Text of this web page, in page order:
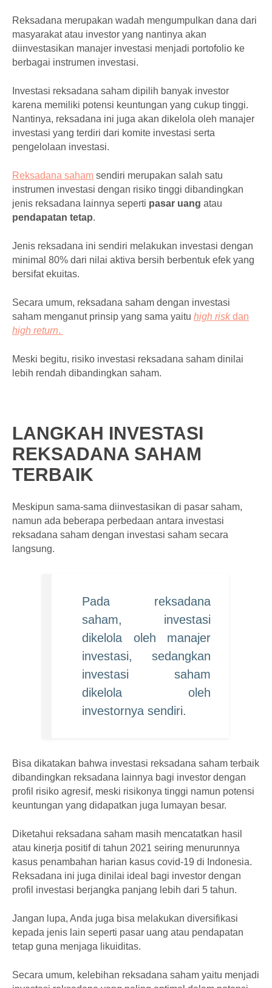
Reksadana merupakan wadah mengumpulkan dana dari
masyarakat atau investor yang nantinya akan
diinvestasikan manajer investasi menjadi portofolio ke
berbagai instrumen investasi.
Investasi reksadana saham dipilih banyak investor
karena memiliki potensi keuntungan yang cukup tinggi.
Nantinya, reksadana ini juga akan dikelola oleh manajer
investasi yang terdiri dari komite investasi serta
pengelolaan investasi.
Reksadana saham sendiri merupakan salah satu
instrumen investasi dengan risiko tinggi dibandingkan
jenis reksadana lainnya seperti pasar uang atau
pendapatan tetap.
Jenis reksadana ini sendiri melakukan investasi dengan
minimal 80% dari nilai aktiva bersih berbentuk efek yang
bersifat ekuitas.
Secara umum, reksadana saham dengan investasi
saham menganut prinsip yang sama yaitu high riskdan
high return.
Meski begitu, risiko investasi reksadana saham dinilai
lebih rendah dibandingkan saham.
LANGKAH INVESTASI
REKSADANA SAHAM
TERBAIK
Meskipun sama-sama diinvestasikan di pasar saham,
namun ada beberapa perbedaan antara investasi
reksadana saham dengan investasi saham secara
langsung.
Pada reksadana
saham, investasi
dikelola oleh manajer
investasi, sedangkan
investasi saham
dikelola oleh
investornya sendiri.
Bisa dikatakan bahwa investasi reksadana saham terbaik
dibandingkan reksadana lainnya bagi investor dengan
profil risiko agresif, meski risikonya tinggi namun potensi
keuntungan yang didapatkan juga lumayan besar.
Diketahui reksadana saham masih mencatatkan hasil
atau kinerja positif di tahun 2021 seiring menurunnya
kasus penambahan harian kasus covid-19 di Indonesia.
Reksadana ini juga dinilai ideal bagi investor dengan
profil investasi berjangka panjang lebih dari 5 tahun.
Jangan lupa, Anda juga bisa melakukan diversifikasi
kepada jenis lain seperti pasar uang atau pendapatan
tetap guna menjaga likuiditas.
Secara umum, kelebihan reksadana saham yaitu menjadi